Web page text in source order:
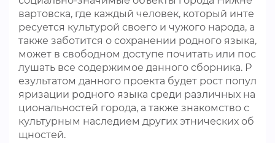
вартовска, где каждый человек, который инте
ресуется культурой своего и чужого народа, а
также заботится о сохранении родного языка,
может в свободном доступе почитать или пос
лушать все содержимое данного сборника. Р
езультатом данного проекта будет рост попул
яризации родного языка среди различных на
циональностей города, а также знакомство с
культурным наследием других этнических об
щностей.